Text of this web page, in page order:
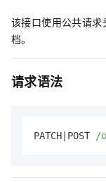
该接口使用公共请
档。
请求语法
PATCH|POST /